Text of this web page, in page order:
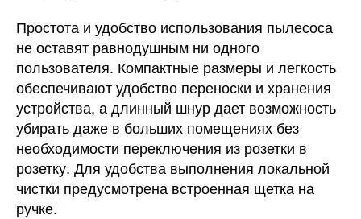
Простота и удобство использования пылесоса
не оставят равнодушным ни одного
пользователя. Компактные размеры и легкость
обеспечивают удобство переноски и хранения
устройства, а длинный шнур дает возможность
убирать даже в больших помещениях без
необходимости переключения из розетки в
розетку. Для удобства выполнения локальной
чистки предусмотрена встроенная щетка на
ручке.